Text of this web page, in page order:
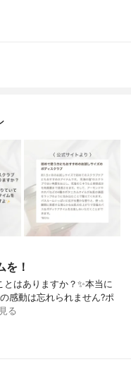
を！
はありますか？✨本当に
感動は忘れられません?ポ
る